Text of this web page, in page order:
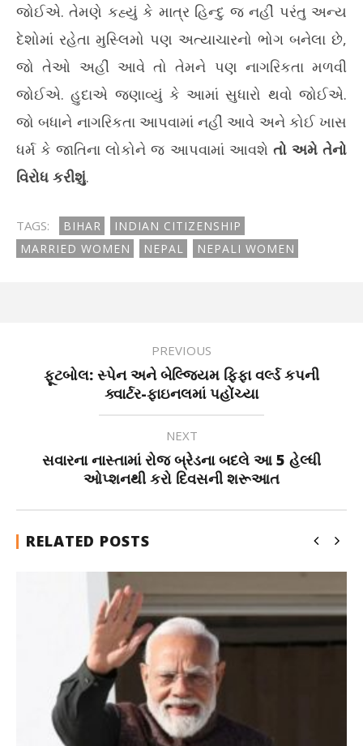
જોઈએ. તેમણે કહ્યું કે માત્ર હિન્દુ જ નહીં પરંતુ અન્ય
દેશોમાં રહેતા મુસ્લિમો પણ અત્યાચારનો ભોગ બનેલા છે,
જો તેઓ અહીં આવે તો તેમને પણ નાગરિકતા મળવી
જોઈએ. હુદાએ જણાવ્યું કે આમાં સુધારો થવો જોઈએ.
જો બધાને નાગરિકતા આપવામાં નહીં આવે અને કોઈ ખાસ
ધર્મ કે જાતિના લોકોને જ આપવામાં આવશે તો અમે તેનો
વિરોધ કરીશું.
TAGS: BIHAR
INDIAN CITIZENSHIP
MARRIED WOMEN
NEPAL NEPALI WOMEN
PREVIOUS
ફૂટબોલ: સ્પેન અને બેલ્જિયમ ફિફા વર્લ્ડ કપની
ક્વાર્ટર-ફાઇનલમાં પહોંચ્યા
NEXT
સવારના નાસ્તામાં રોજ બ્રેડના બદલે આ 5 હેલ્ધી
ઓપ્શનથી કરો દિવસની શરૂઆત
RELATED POSTS